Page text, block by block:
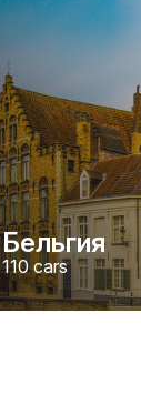
Бельгия
110cars